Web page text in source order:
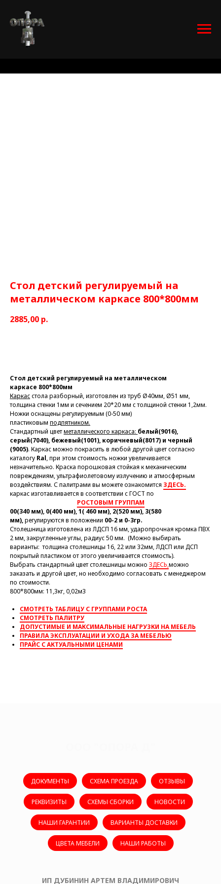
Стол детский регулируемый на
металлическом каркасе 800*800мм
2885,00 р.
Стол детский регулируемый на металлическом
каркасе 800*800мм
Каркасстола разборный, изготовлен из труб Ø40мм, Ø51 мм,
толщина стенки 1мм и сечением 20*20 мм с толщиной стенки 1,2мм.
Ножки оснащены регулируемым (0-50 мм)
пластиковым подпятником.
Стандартный цветметаллического каркаса: белый(9016),
серый(7040), бежевый(1001), коричневый(8017) и черный
(9005). Каркас можно покрасить в любой другой цвет согласно
каталогу Ral, при этом стоимость ножки увеличивается
незначительно. Краска порошковая стойкая к механическим
повреждениям, ультрафиолетовому излучению и атмосферным
воздействиям. С палитрами вы можете ознакомится ЗДЕСЬ.
каркас изготавливается в соответствии с ГОСТ по
РОСТОВЫМ ГРУППАМ
00(340 мм), 0(400 мм), 1( 460 мм), 2(520 мм), 3(580
мм),регулируются в положении 00-2 и 0-3гр.
Столешница изготовлена из ЛДСП 16 мм, ударопрочная кромка ПВХ
2 мм, закругленные углы, радиус 50 мм. (Можно выбирать
варианты: толщина столешницы 16, 22 или 32мм, ЛДСП или ДСП
покрытый пластиком от этого увеличивается стоимость).
Выбрать стандартный цвет столешницы можно ЗДЕСЬ,можно
заказать и другой цвет, но необходимо согласовать с менеджером
по стоимости.
800*800мм: 11,3кг, 0,02м3
СМОТРЕТЬ ТАБЛИЦУ С ГРУППАМИ РОСТА
СМОТРЕТЬ ПАЛИТРУ
ДОПУСТИМЫЕ И МАКСИМАЛЬНЫЕ НАГРУЗКИ НА МЕБЕЛЬ
ПРАВИЛА ЭКСПЛУАТАЦИИ И УХОДА ЗА МЕБЕЛЬЮ
ПРАЙС С АКТУАЛЬНЫМИ ЦЕНАМИ
ДОКУМЕНТЫ СХЕМА ПРОЕЗДА ОТЗЫВЫ
РЕКВИЗИТЫ СХЕМЫ СБОРКИ НОВОСТИ
НАШИ ГАРАНТИИ ВАРИАНТЫ ДОСТАВКИ
ЦВЕТА МЕБЕЛИ НАШИ РАБОТЫ
ИП ДУБИНИН АРТЕМ ВЛАДИМИРОВИЧ